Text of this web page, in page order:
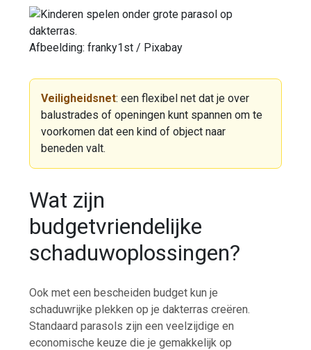
Afbeelding: franky1st / Pixabay
Veiligheidsnet: een flexibel net dat je over
balustrades of openingen kunt spannen om te
voorkomen dat een kind of object naar
beneden valt.
Wat zijn
budgetvriendelijke
schaduwoplossingen?
Ook met een bescheiden budget kun je
schaduwrijke plekken op je dakterras creëren.
Standaard parasols zijn een veelzijdige en
economische keuze die je gemakkelijk op